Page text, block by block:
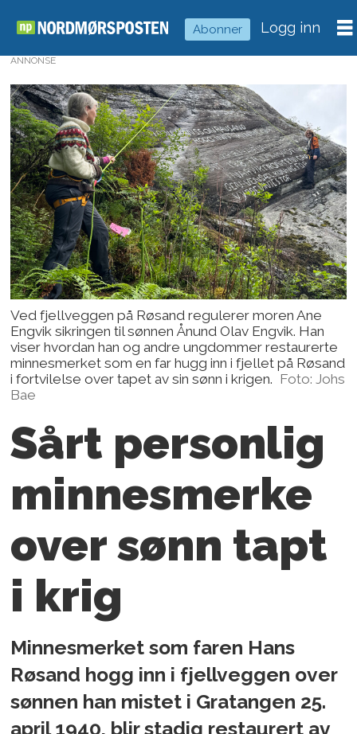
Abonner Logg inn
ANNONSE
Ved fjellveggen på Røsand regulerer moren Ane
Engvik sikringen til sønnen Ånund Olav Engvik. Han
viser hvordan han og andre ungdommer restaurerte
minnesmerket som en far hugg inn i fjellet på Røsand
i fortvilelse over tapet av sin sønn i krigen. Foto: Johs
Bae
Sårt personlig
minnesmerke
over sønn tapt
i krig
Minnesmerket som faren Hans
Røsand hogg inn i fjellveggen over
sønnen han mistet i Gratangen 25.
april 1940, blir stadig restaurert av